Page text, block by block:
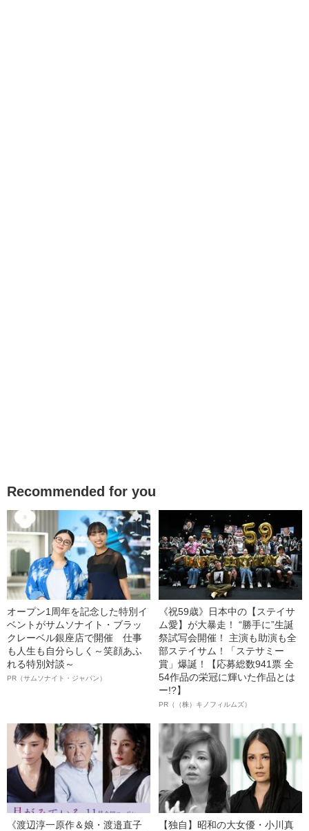
Recommended for you
オープン1周年を記念した特別イ
ベントがサムソナイト・ブラッ
クレーベル銀座店で開催 仕事
も人生も自分らしく～笑顔あふ
れる特別対談～
PR（サムソナイト・ジャパン）
《祝59歳》日本中の【ステイサ
ム愛】が大暴走！ “勝手に”生誕
祭試写会開催！ 主演も助演も全
部ステイサム！「ステサミー
賞」爆誕！【応募総数941票 全
54作品の栄冠に輝いた作品とは
ー!?】
PR（（株）キノフィルムズ）
《渡辺淳一原作＆娘・渡邉直子
【独自】昭和の大女優・小川真